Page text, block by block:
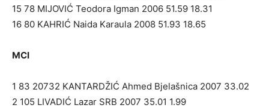
15 78 MIJOVIĆ Teodora Igman 2006 51.59 18.31
16 80 KAHRIĆ Naida Karaula 2008 51.93 18.65
MCI
1 83 20732 KANTARDŽIĆ Ahmed Bjelašnica 2007 33.02
2 105 LIVADIĆ Lazar SRB 2007 35.01 1.99